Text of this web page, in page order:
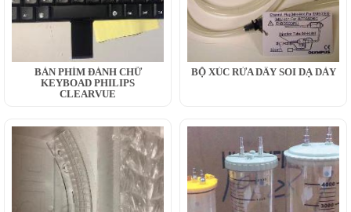
BÀN PHÍM ĐÁNH CHỮ
KEYBOAD PHILIPS
CLEARVUE
BỘ XÚC RỬA DÂY SOI DẠ DÀY